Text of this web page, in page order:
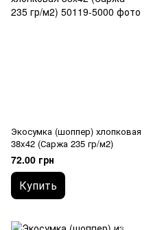
Экосумка (шоппер) хлопковая
38x42 (Саржа 235 гр/м2)
72.00 грн
Купить